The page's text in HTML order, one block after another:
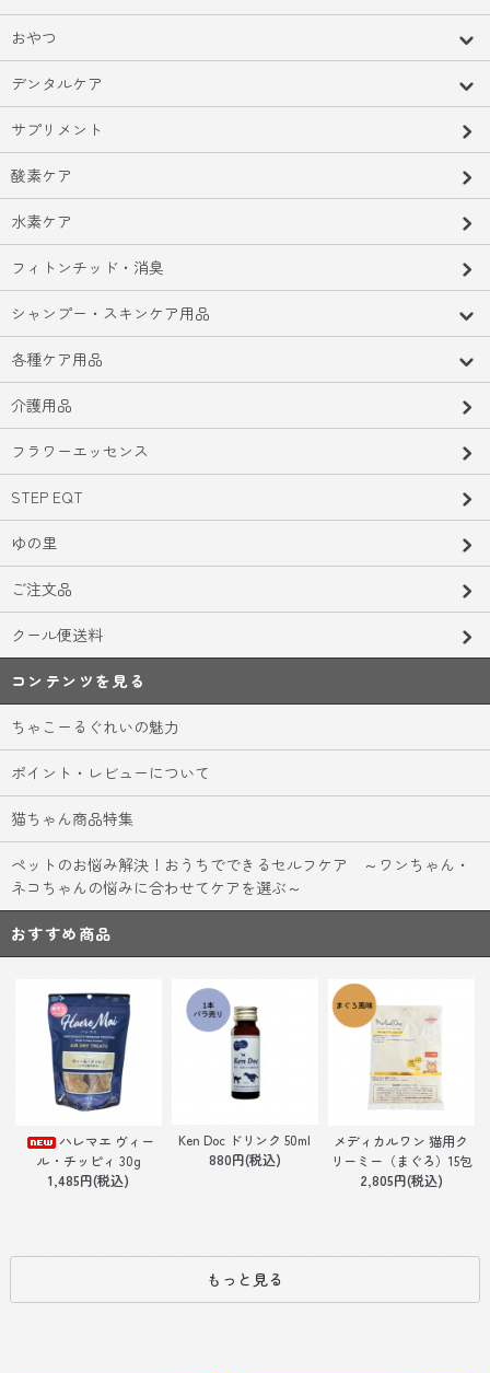
おやつ
デンタルケア
サプリメント
酸素ケア
水素ケア
フィトンチッド・消臭
シャンプー・スキンケア用品
各種ケア用品
介護用品
フラワーエッセンス
STEP EQT
ゆの里
ご注文品
クール便送料
コンテンツを見る
ちゃこーるぐれいの魅力
ポイント・レビューについて
猫ちゃん商品特集
ペットのお悩み解決！おうちでできるセルフケア ～ワンちゃん・
ネコちゃんの悩みに合わせてケアを選ぶ～
おすすめ商品
ハレマエ ヴィー
ル・チッピィ 30g
1,485円(税込)
Ken Doc ドリンク 50ml
880円(税込)
メディカルワン 猫用ク
リーミー（まぐろ）15包
2,805円(税込)
もっと見る